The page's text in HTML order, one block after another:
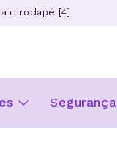
o rodapé [4]
Segurança